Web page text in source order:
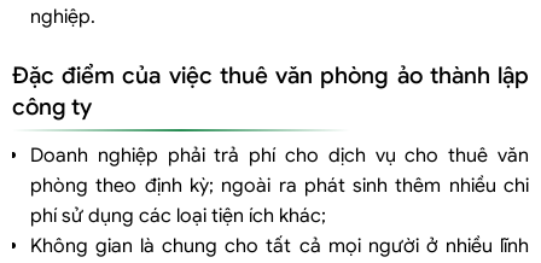
nghiệp.
Đặc điểm của việc thuê văn phòng ảo thành lập
công ty
Doanh nghiệp phải trả phí cho dịch vụ cho thuê văn
phòng theo định kỳ; ngoài ra phát sinh thêm nhiều chi
phí sử dụng các loại tiện ích khác;
Không gian là chung cho tất cả mọi người ở nhiều lĩnh